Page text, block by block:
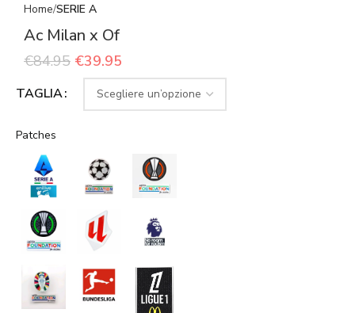
Home SERIE A
Ac Milan x Of
€84.95 €39.95
TAGLIA
Patches